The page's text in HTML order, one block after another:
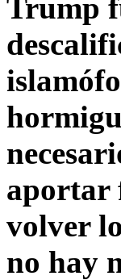
Trump
aportar
volver
no hay